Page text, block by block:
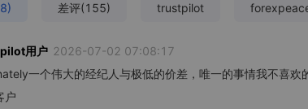
差评(155) trustpilot
用户 2026-07-02 07:08:17
一个伟大的经纪人与极低的价差，唯一的事情我不喜
户